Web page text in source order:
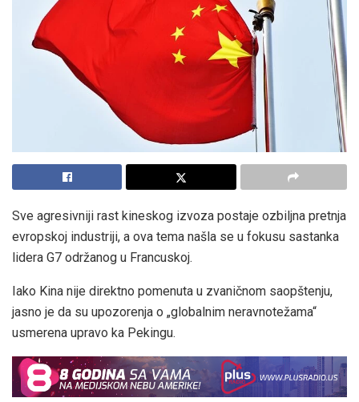
Sve agresivniji rast kineskog izvoza postaje ozbiljna pretnja
evropskoj industriji, a ova tema našla se u fokusu sastanka
lidera G7 održanog u Francuskoj.
Iako Kina nije direktno pomenuta u zvaničnom saopštenju,
jasno je da su upozorenja o „globalnim neravnotežama“
usmerena upravo ka Pekingu.